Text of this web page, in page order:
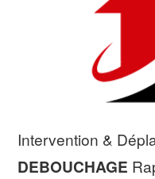
Intervention &
DEBOUCHAGE